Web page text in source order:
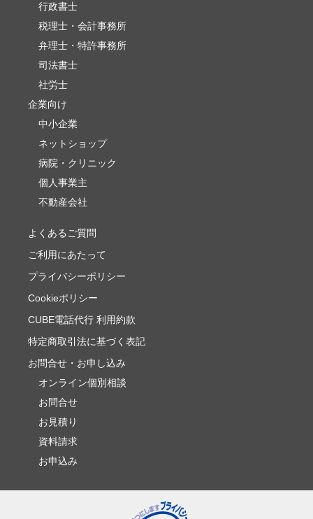
行政書士
税理士・会計事務所
弁理士・特許事務所
司法書士
社労士
企業向け
中小企業
ネットショップ
病院・クリニック
個人事業主
不動産会社
よくあるご質問
ご利用にあたって
プライバシーポリシー
Cookieポリシー
CUBE電話代行 利用約款
特定商取引法に基づく表記
お問合せ・お申し込み
オンライン個別相談
お問合せ
お見積り
資料請求
お申込み